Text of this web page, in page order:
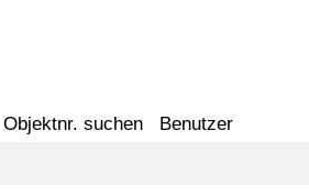
Objektnr. suchen Benutzer